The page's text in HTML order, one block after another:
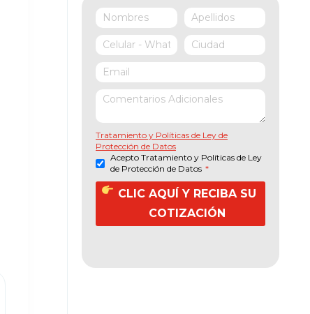
Tratamiento y Políticas de Ley de
Protección de Datos
Acepto Tratamiento y Políticas de Ley
de Protección de Datos *
CLIC AQUÍ Y RECIBA SU
COTIZACIÓN